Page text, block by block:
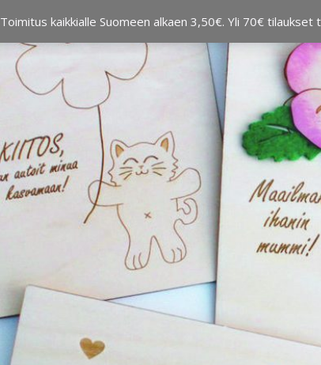
Toimitus kaikkialle Suomeen alkaen 3,50€. Yli 70€ tilaukset